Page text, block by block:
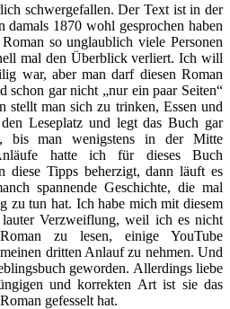
schwergefallen. Der Text ist in der
1870 wohl gesprochen haben
so unglaublich viele Personen
mal den Überblick verliert. Ich will
war, aber man darf diesen Roman
schon gar nicht „nur ein paar Seiten“
stellt man sich zu trinken, Essen und
Leseplatz und legt das Buch gar
bis man wenigstens in der Mitte
hatte ich für dieses Buch
diese Tipps beherzigt, dann läuft es
spannende Geschichte, die mal
zu tun hat. Ich habe mich mit diesem
Verzweiflung, weil ich es nicht
zu lesen, einige YouTube
dritten Anlauf zu nehmen. Und
geworden. Allerdings liebe
und korrekten Art ist sie das
gefesselt hat.